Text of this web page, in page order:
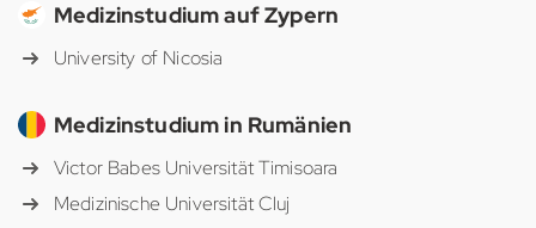
Medizinstudium auf Zypern
University of Nicosia
Medizinstudium in Rumänien
Victor Babes Universität Timisoara
Medizinische Universität Cluj